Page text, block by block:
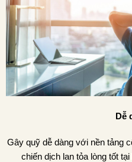
Dễ
Gây quỹ dễ dàng với nền tảng
chiến dịch lan tỏa lòng tốt